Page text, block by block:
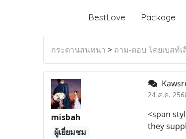
BestLove Package
กระดานสนทนา > ถาม-ตอบ โดยเบสท์เ
misbah
ผู้เยี่ยมชม
24 ส.ค.
<span
they